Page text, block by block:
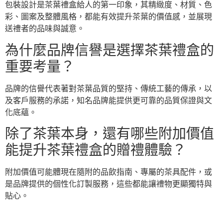
包裝設計是茶葉禮盒給人的第一印象，其精緻度、材質、色
彩、圖案及整體風格，都能有效提升茶葉的價值感，並展現
送禮者的品味與誠意。
為什麼品牌信譽是選擇茶葉禮盒的
重要考量？
品牌的信譽代表著對茶葉品質的堅持、傳統工藝的傳承，以
及客戶服務的承諾，知名品牌能提供更可靠的品質保證與文
化底蘊。
除了茶葉本身，還有哪些附加價值
能提升茶葉禮盒的贈禮體驗？
附加價值可能體現在隨附的品飲指南、專屬的茶具配件，或
是品牌提供的個性化訂製服務，這些都能讓禮物更顯獨特與
貼心。